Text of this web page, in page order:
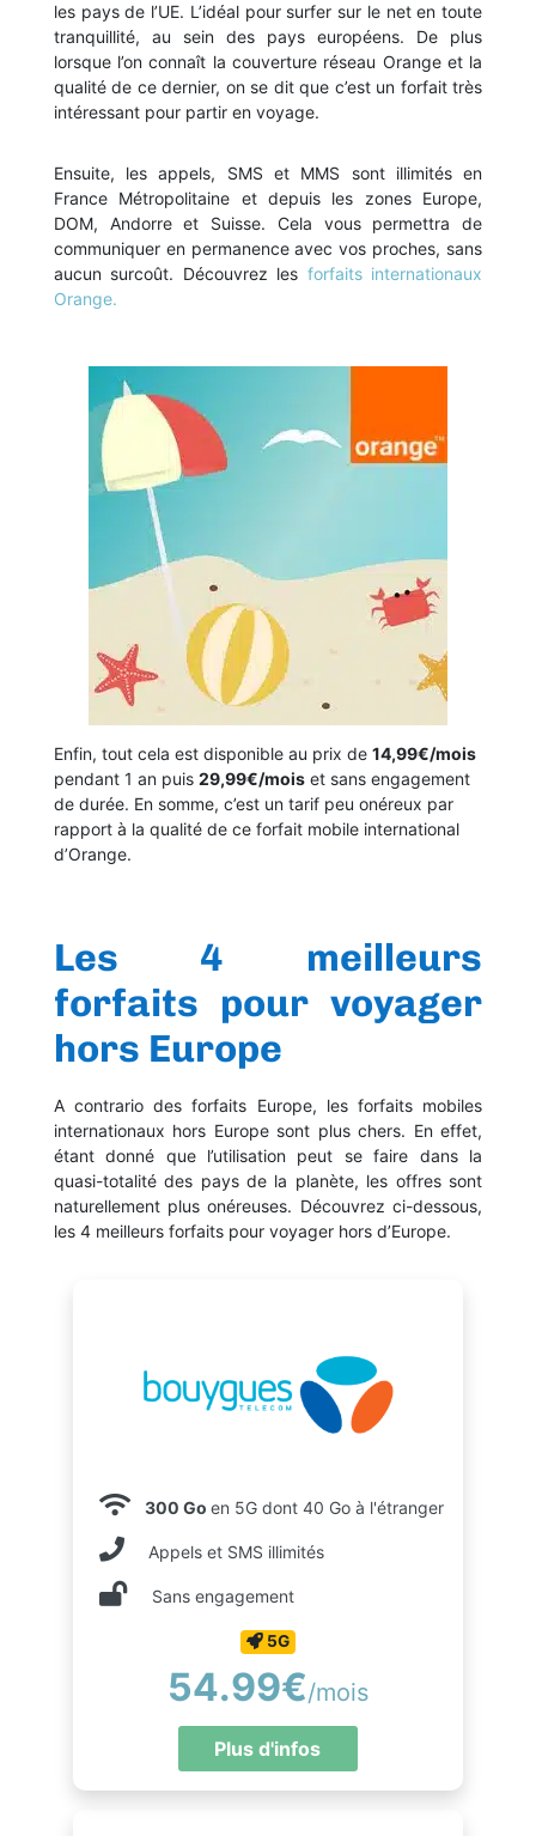
les pays de l’UE. L’idéal pour surfer sur le net en toute
tranquillité, au sein des pays européens. De plus
lorsque l’on connaît la couverture réseau Orange et la
qualité de ce dernier, on se dit que c’est un forfait très
intéressant pour partir en voyage.
Ensuite, les appels, SMS et MMS sont illimités en
France Métropolitaine et depuis les zones Europe,
DOM, Andorre et Suisse. Cela vous permettra de
communiquer en permanence avec vos proches, sans
aucun surcoût. Découvrez les forfaits internationaux
Orange.
Enfin, tout cela est disponible au prix de 14,99€/mois
pendant 1 an puis 29,99€/moiset sans engagement
de durée. En somme, c’est un tarif peu onéreux par
rapport à la qualité de ce forfait mobile international
d’Orange.
Les 4 meilleurs
forfaits pour voyager
hors Europe
A contrario des forfaits Europe, les forfaits mobiles
internationaux hors Europe sont plus chers. En effet,
étant donné que l’utilisation peut se faire dans la
quasi-totalité des pays de la planète, les offres sont
naturellement plus onéreuses. Découvrez ci-dessous,
les 4 meilleurs forfaits pour voyager hors d’Europe.
300 Go en 5G dont 40 Go à l'étranger
Appels et SMS illimités
Sans engagement
5G
54.99€/mois
Plus d'infos